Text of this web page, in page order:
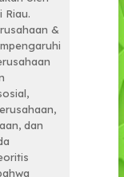
Riau.
&
dan